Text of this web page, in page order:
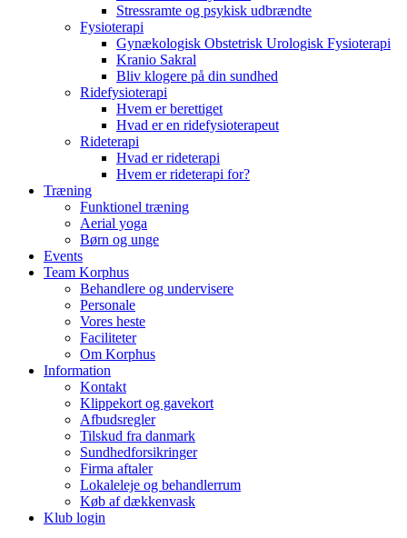
Stressramte og psykisk udbrændte
Fysioterapi
Gynækologisk Obstetrisk Urologisk Fysioterapi
Kranio Sakral
Bliv klogere på din sundhed
Ridefysioterapi
Hvem er berettiget
Hvad er en ridefysioterapeut
Rideterapi
Hvad er rideterapi
Hvem er rideterapi for?
Træning
Funktionel træning
Aerial yoga
Børn og unge
Events
Team Korphus
Behandlere og undervisere
Personale
Vores heste
Faciliteter
Om Korphus
Information
Kontakt
Klippekort og gavekort
Afbudsregler
Tilskud fra danmark
Sundhedforsikringer
Firma aftaler
Lokaleleje og behandlerrum
Køb af dækkenvask
Klub login